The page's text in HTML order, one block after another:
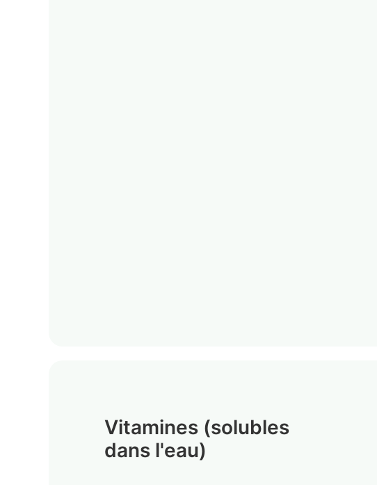
Vitamines (solubles
dans l'eau)